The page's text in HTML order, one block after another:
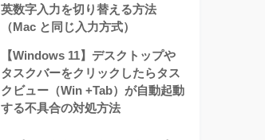
英数字入力を切り替える方法
（Mac と同じ入力方式）
【Windows 11】デスクトップや
タスクバーをクリックしたらタス
クビュー（Win +Tab）が自動起動
する不具合の対処方法